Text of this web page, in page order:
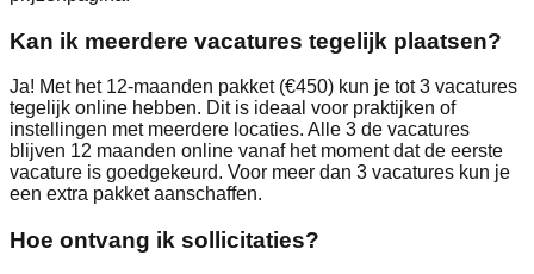
Kan ik meerdere vacatures tegelijk plaatsen?
Ja! Met het 12-maanden pakket (€450) kun je tot 3 vacatures
tegelijk online hebben. Dit is ideaal voor praktijken of
instellingen met meerdere locaties. Alle 3 de vacatures
blijven 12 maanden online vanaf het moment dat de eerste
vacature is goedgekeurd. Voor meer dan 3 vacatures kun je
een extra pakket aanschaffen.
Hoe ontvang ik sollicitaties?